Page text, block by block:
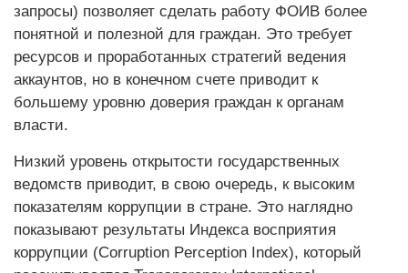
запросы) позволяет сделать работу ФОИВ более
понятной и полезной для граждан. Это требует
ресурсов и проработанных стратегий ведения
аккаунтов, но в конечном счете приводит к
большему уровню доверия граждан к органам
власти.
Низкий уровень открытости государственных
ведомств приводит, в свою очередь, к высоким
показателям коррупции в стране. Это наглядно
показывают результаты Индекса восприятия
коррупции (Corruption Perception Index), который